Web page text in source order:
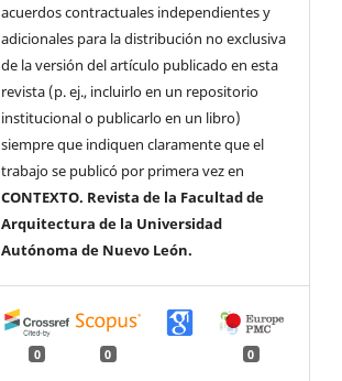
acuerdos contractuales independientes y
adicionales para la distribución no exclusiva
de la versión del artículo publicado en esta
revista (p. ej., incluirlo en un repositorio
institucional o publicarlo en un libro)
siempre que indiquen claramente que el
trabajo se publicó por primera vez en
CONTEXTO. Revista de la Facultad de
Arquitectura de la Universidad
Autónoma de Nuevo León.
0 0 0